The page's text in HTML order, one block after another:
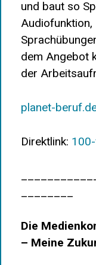
und baut so
dem Angebot
der
planet-
Direktlink:
Die
– Meine